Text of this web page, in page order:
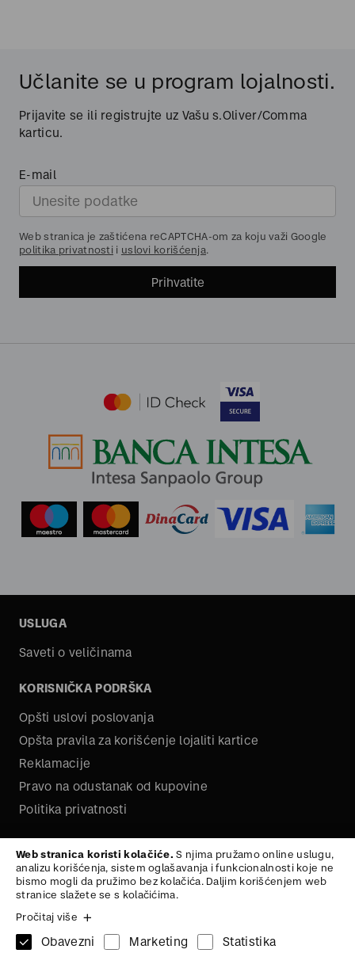
Učlanite se u program lojalnosti.
Prijavite se ili registrujte uz Vašu s.Oliver/Comma
karticu.
E-mail
Web stranica je zaštićena reCAPTCHA-om za koju važi Google
politika privatnosti i uslovi korišćenja.
Prihvatite
USLUGA
Saveti o veličinama
KORISNIČKA PODRŠKA
Opšti uslovi poslovanja
Opšta pravila za korišćenje lojaliti kartice
Reklamacije
Pravo na odustanak od kupovine
Politika privatnosti
Kariera
Web stranica koristi kolačiće. S njima pružamo online uslugu,
analizu korišćenja, sistem oglašavanja i funkcionalnosti koje ne
bismo mogli da pružimo bez kolačića. Daljim korišćenjem web
stranice slažete se s kolačićima.
Pročitaj više
Obavezni Marketing Statistika